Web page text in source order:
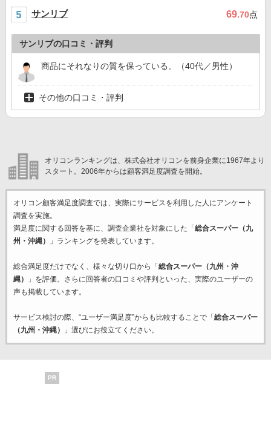
サンリブ 69.70点
サンリブの口コミ・評判
商品にそれなりの質を保っている。（40代／男性）
その他の口コミ・評判
オリコンランキングは、株式会社オリコンを前身企業に1967年より
スタート。2006年からは顧客満足度調査を開始。
オリコン顧客満足度調査では、実際にサービスを利用した 人にアンケート
調査を実施。
満足度に関する回答を基に、調査企業社を対象にした「 総合スーパー（九
州・沖縄）
」ランキングを発表しています。
総合満足度だけでなく、様々な切り口から「 総合スーパー（九州・沖
縄）
」を評価。さらに回答者の口コミや評判といった、実際のユーザーの
声も掲載しています。
サービス検討の際、“ユーザー満足度”からも比較することで「 総合スーパー
（九州・沖縄）
」選びにお役立てください。
PR